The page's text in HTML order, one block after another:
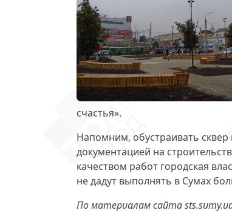
счастья».
Напомним, обустраивать сквер
документацией на
качеством работ городская
не дадут выполнять в Сумах
По материалам сайта